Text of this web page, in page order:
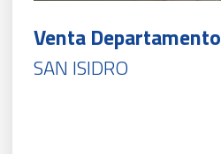
Venta Departamento
SAN ISIDRO